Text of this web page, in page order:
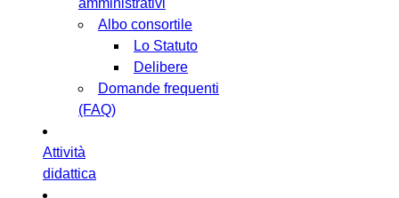
amministrativi
Albo consortile
Lo Statuto
Delibere
Domande frequenti
(FAQ)
Attività
didattica